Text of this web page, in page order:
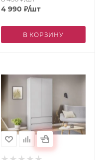
4 990 ₽/шт
В КОРЗИНУ